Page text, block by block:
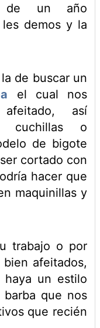
de un año
demos y la
de buscar un
el cual nos
así
cuchillas o
de bigote
cortado con
hacer que
maquinillas y
trabajo o por
afeitados,
un estilo
que nos
que recién